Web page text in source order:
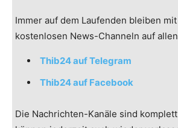
Immer auf dem Laufenden bleiben
kostenlosen News-Channeln auf
Thib24 auf Telegram
Thib24 auf Facebook
Die Nachrichten-Kanäle sind